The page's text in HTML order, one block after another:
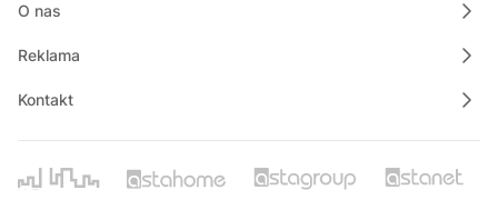
O nas
Reklama
Kontakt